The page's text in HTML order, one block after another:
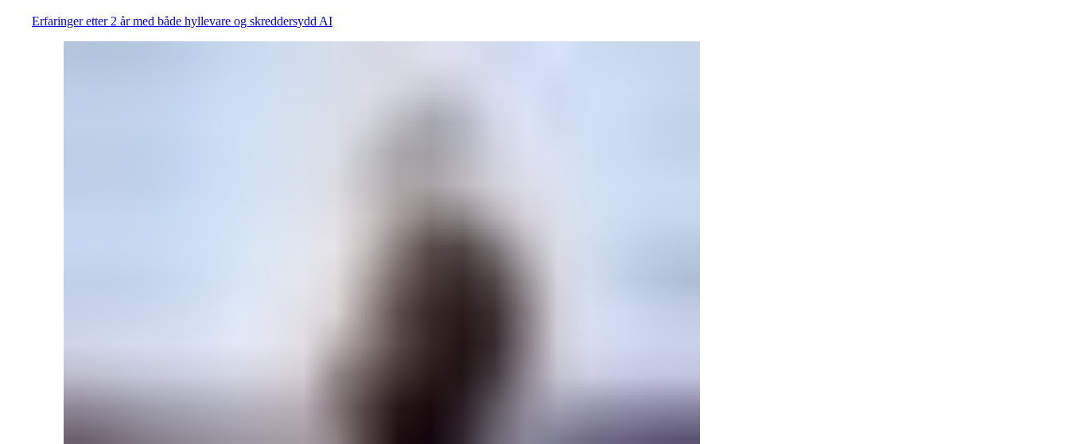
Erfaringer etter 2 år med både hyllevare og skreddersydd AI